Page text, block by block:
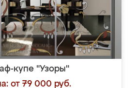
купе "Узоры"
от 79 000 руб.